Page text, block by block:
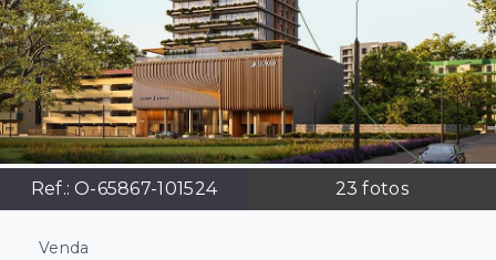
Ref.: O-65867-101524 23 fotos
Venda